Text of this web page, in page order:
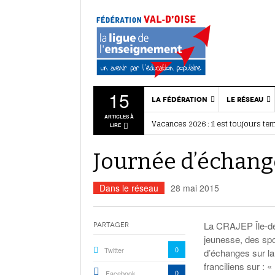
15
ARTICLES À
LIRE
LA FÉDÉRATION
Qui sommes-nous ?
Vie statutaire de la
fédération
Ressources
associatives
Vie sportive
Annuaire des services
Actualités de la
fédération
LE RÉSEAU
Vacances 2026 : il est toujours
BAFA / BAFD : nos stages d’été- 28
Ce que disent les associations
Quartiers d’été : citoyenneté et
Assemblée générale 2026 :
Journée
Dans le réseau 28 mai 2015
La CRAJEP Île-
jeunesse, des
d’échanges sur
franciliens sur : «
Partager
Twitter 0
0